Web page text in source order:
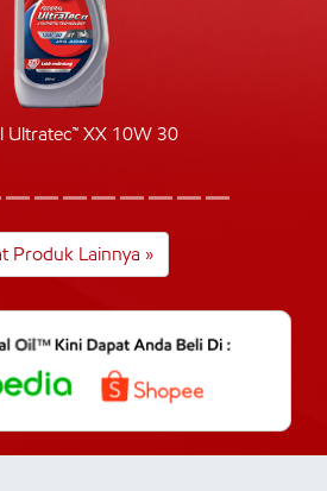
Ultratec™ XX 10W 30
Produk Lainnya »